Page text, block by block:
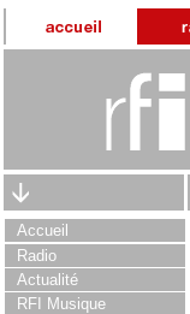
Accueil
Radio
Actualité
RFI Musique